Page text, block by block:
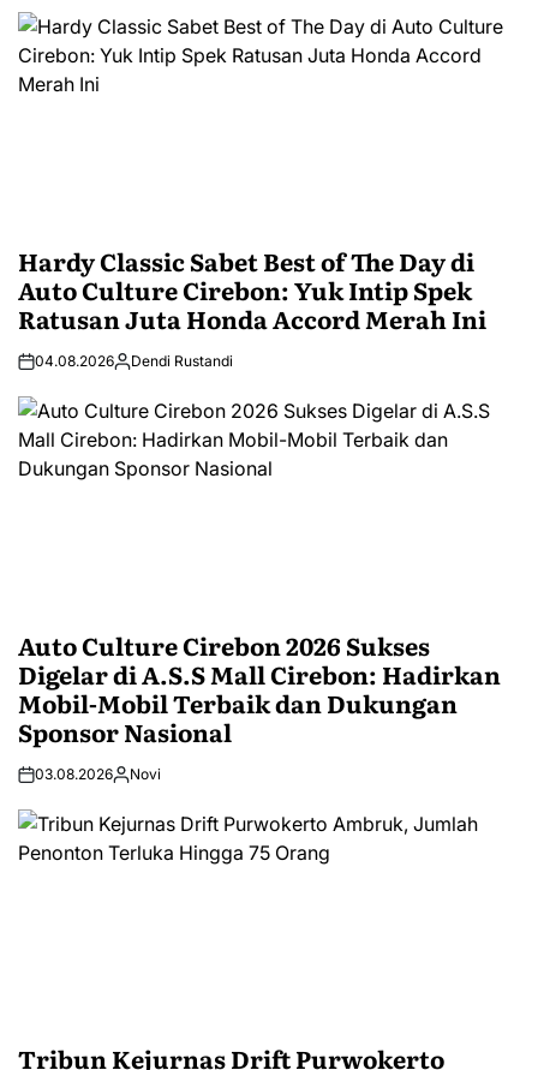
Hardy Classic Sabet Best of The Day di
Auto Culture Cirebon: Yuk Intip Spek
Ratusan Juta Honda Accord Merah Ini
04.08.2026 Dendi Rustandi
Auto Culture Cirebon 2026 Sukses
Digelar di A.S.S Mall Cirebon: Hadirkan
Mobil-Mobil Terbaik dan Dukungan
Sponsor Nasional
03.08.2026 Novi
Tribun Kejurnas Drift Purwokerto